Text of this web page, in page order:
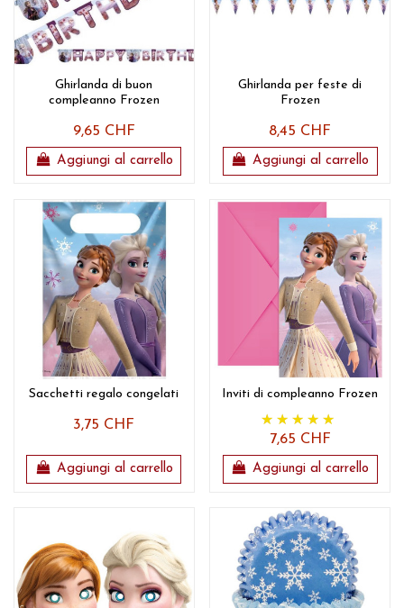
Ghirlanda di buon
compleanno Frozen
9,65 CHF
Aggiungi al carrello
Ghirlanda per feste di
Frozen
8,45 CHF
Aggiungi al carrello
Sacchetti regalo congelati
3,75 CHF
Aggiungi al carrello
Inviti di compleanno Frozen
7,65 CHF
Aggiungi al carrello